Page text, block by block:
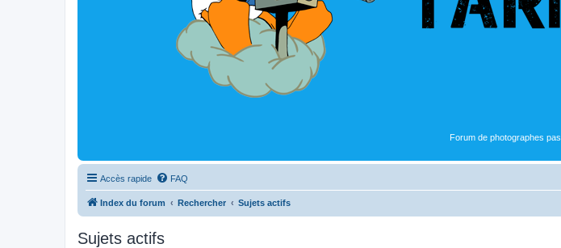
Forum de photographes
Accès rapide FAQ
Index du forum Rechercher Sujets actifs
Sujets actifs